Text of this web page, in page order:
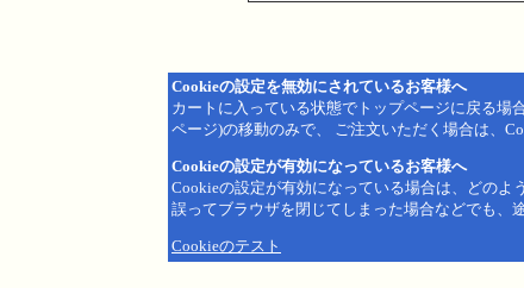
Cookieの設定を無効にされているお客様へ
カートに入っている状態でトップページに戻る場
ページ)の移動のみで、 ご注文いただく場合は、
Cookieの設定が有効になっているお客様へ
Cookieの設定が有効になっている場合は、どのよ
誤ってブラウザを閉じてしまった場合などでも、
Cookieのテスト